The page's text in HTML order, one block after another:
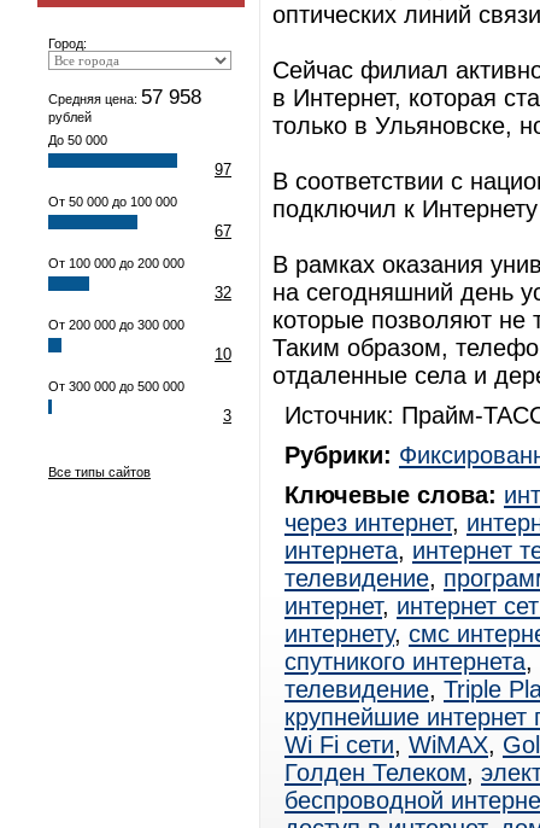
Город:
Средняя цена: 57 958
рублей
До 50 000
97
От 50 000 до 100 000
67
От 100 000 до 200 000
32
От 200 000 до 300 000
10
От 300 000 до 500 000
3
Все типы сайтов
оптических линий
Сейчас филиал
в Интернет, которая
только в Ульяновске,
В соответствии с
подключил к
В рамках оказания
на сегодняшний день
которые позволяют не
Таким образом,
отдаленные села и
Источник: Прайм-
Рубрики:
Ключевые слова:
через интернет,
интернета, интернет
телевидение,
интернет, интернет
интернету, смс
спутникого интернета,
телевидение, Triple
крупнейшие интернет
Wi Fi сети, WiMAX,
Голден Телеком,
беспроводной